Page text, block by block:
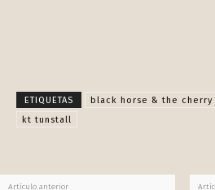
Facebook X Pinterest
kt tunstall